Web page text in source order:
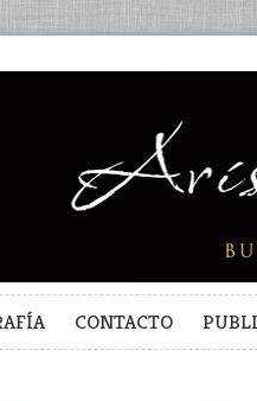
CONTACTO